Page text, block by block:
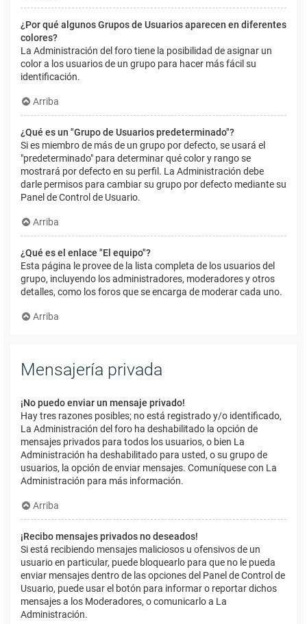
¿Por qué algunos Grupos de Usuarios aparecen en diferentes
colores?
La Administración del foro tiene la posibilidad de asignar un
color a los usuarios de un grupo para hacer más fácil su
identificación.
Arriba
¿Qué es un "Grupo de Usuarios predeterminado"?
Si es miembro de más de un grupo por defecto, se usará el
"predeterminado" para determinar qué color y rango se
mostrará por defecto en su perfil. La Administración debe
darle permisos para cambiar su grupo por defecto mediante su
Panel de Control de Usuario.
Arriba
¿Qué es el enlace "El equipo"?
Esta página le provee de la lista completa de los usuarios del
grupo, incluyendo los administradores, moderadores y otros
detalles, como los foros que se encarga de moderar cada uno.
Arriba
Mensajería privada
¡No puedo enviar un mensaje privado!
Hay tres razones posibles; no está registrado y/o identificado,
La Administración del foro ha deshabilitado la opción de
mensajes privados para todos los usuarios, o bien La
Administración ha deshabilitado para usted, o su grupo de
usuarios, la opción de enviar mensajes. Comuníquese con La
Administración para más información.
Arriba
¡Recibo mensajes privados no deseados!
Si está recibiendo mensajes maliciosos u ofensivos de un
usuario en particular, puede bloquearlo para que no le pueda
enviar mensajes dentro de las opciones del Panel de Control de
Usuario, puede usar el botón para informar o reportar dichos
mensajes a los Moderadores, o comunicarlo a La
Administración.